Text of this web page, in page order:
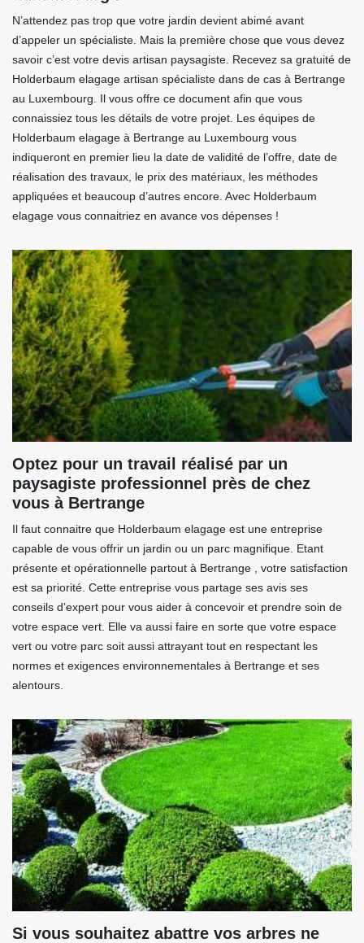
N’attendez pas trop que votre jardin devient abimé avant
d’appeler un spécialiste. Mais la première chose que vous devez
savoir c’est votre devis artisan paysagiste. Recevez sa gratuité de
Holderbaum elagage artisan spécialiste dans de cas à Bertrange
au Luxembourg. Il vous offre ce document afin que vous
connaissiez tous les détails de votre projet. Les équipes de
Holderbaum elagage à Bertrange au Luxembourg vous
indiqueront en premier lieu la date de validité de l’offre, date de
réalisation des travaux, le prix des matériaux, les méthodes
appliquées et beaucoup d’autres encore. Avec Holderbaum
elagage vous connaitriez en avance vos dépenses !
Optez pour un travail réalisé par un
paysagiste professionnel près de chez
vous à Bertrange
Il faut connaitre que Holderbaum elagage est une entreprise
capable de vous offrir un jardin ou un parc magnifique. Etant
présente et opérationnelle partout à Bertrange , votre satisfaction
est sa priorité. Cette entreprise vous partage ses avis ses
conseils d’expert pour vous aider à concevoir et prendre soin de
votre espace vert. Elle va aussi faire en sorte que votre espace
vert ou votre parc soit aussi attrayant tout en respectant les
normes et exigences environnementales à Bertrange et ses
alentours.
Si vous souhaitez abattre vos arbres ne